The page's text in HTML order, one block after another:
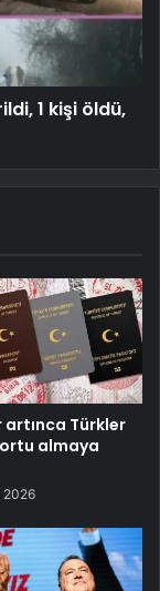
1 kişi öldü,
Türkler
almaya
2026